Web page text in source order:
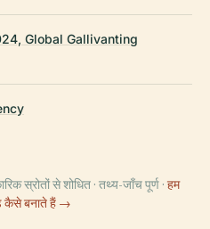
Global Gallivanting
स्रोतों से शोधित · तथ्य-जाँच पूर्ण · हम
कैसे बनाते हैं →